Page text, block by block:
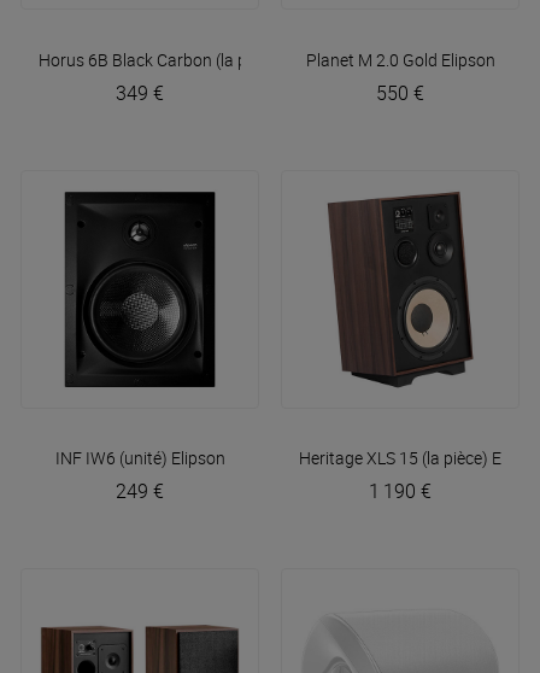
Horus 6B Black Carbon (la paire) Elipson
349 €
Planet M 2.0 Gold Elipson
550 €
INF IW6 (unité) Elipson
249 €
Heritage XLS 15 (la pièce)
1 190 €